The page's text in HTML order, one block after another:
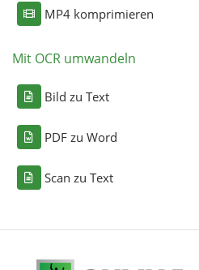
MP4 komprimieren
Mit OCR umwandeln
Bild zu Text
PDF zu Word
Scan zu Text